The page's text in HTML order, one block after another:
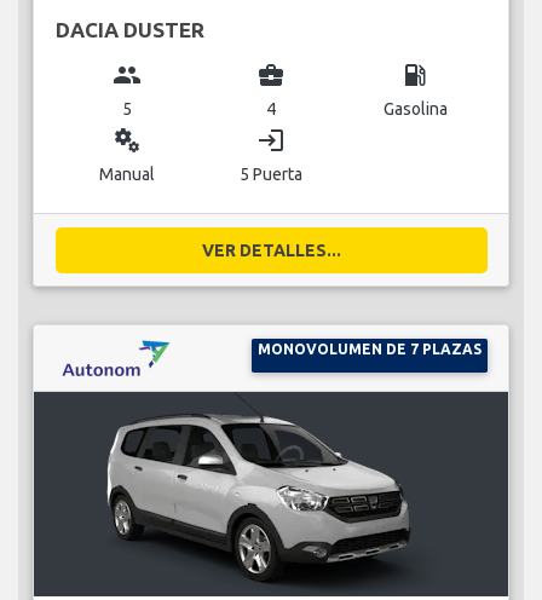
DACIA DUSTER
group
5
business_center
4
local_gas_station
Gasolina
miscellaneous_services
Manual
login
5 Puerta
VER DETALLES...
MONOVOLUMEN DE 7 PLAZAS